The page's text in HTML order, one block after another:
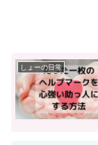
しょーの日常